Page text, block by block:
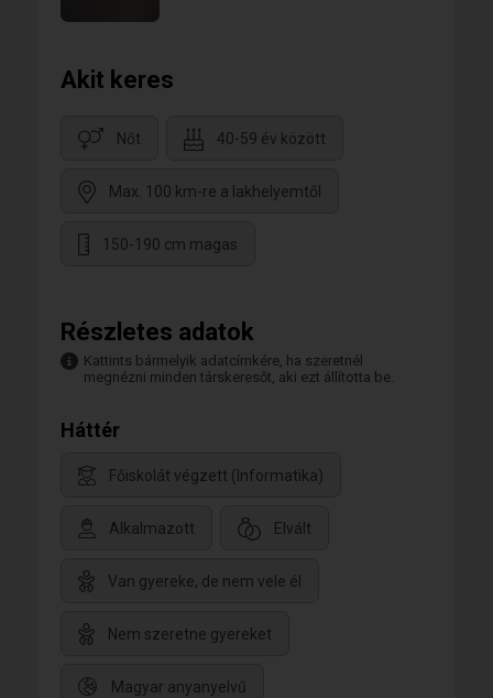
Akit keres
Nőt 40-59 év között
Max. 100 km-re a lakhelyemtől
150-190 cm magas
Részletes adatok
Kattints bármelyik adatcímkére, ha szeretnél
megnézni minden társkeresőt, aki ezt állította be.
Háttér
Főiskolát végzett (Informatika)
Alkalmazott Elvált
Van gyereke, de nem vele él
Nem szeretne gyereket
Magyar anyanyelvű